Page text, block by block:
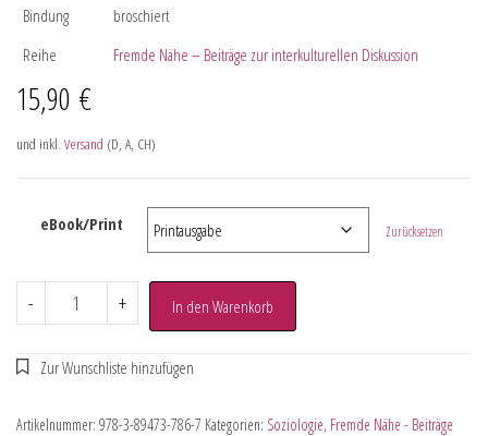
Bindung
broschiert
Reihe
Fremde Nähe – Beiträge zur interkulturellen Diskussion
15,90 €
und inkl. Versand (D, A, CH)
eBook/Print Zurücksetzen
- + In den Warenkorb
Artikelnummer: 978-3-89473-786-7 Kategorien: Soziologie, Fremde Nähe - Beiträge